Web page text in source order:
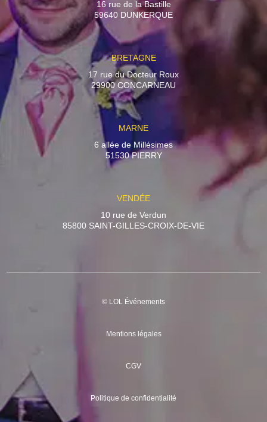
16 rue de la Bastille
59640 DUNKERQUE
BRETAGNE
17 rue du Docteur Roux
29900 CONCARNEAU
MARNE
6 allée de Millésimes
51530 PIERRY
VENDÉE
10 rue de Verdun
85800 SAINT-GILLES-CROIX-DE-VIE
© LOL Événements
Mentions légales
CGV
Politique de confidentialité